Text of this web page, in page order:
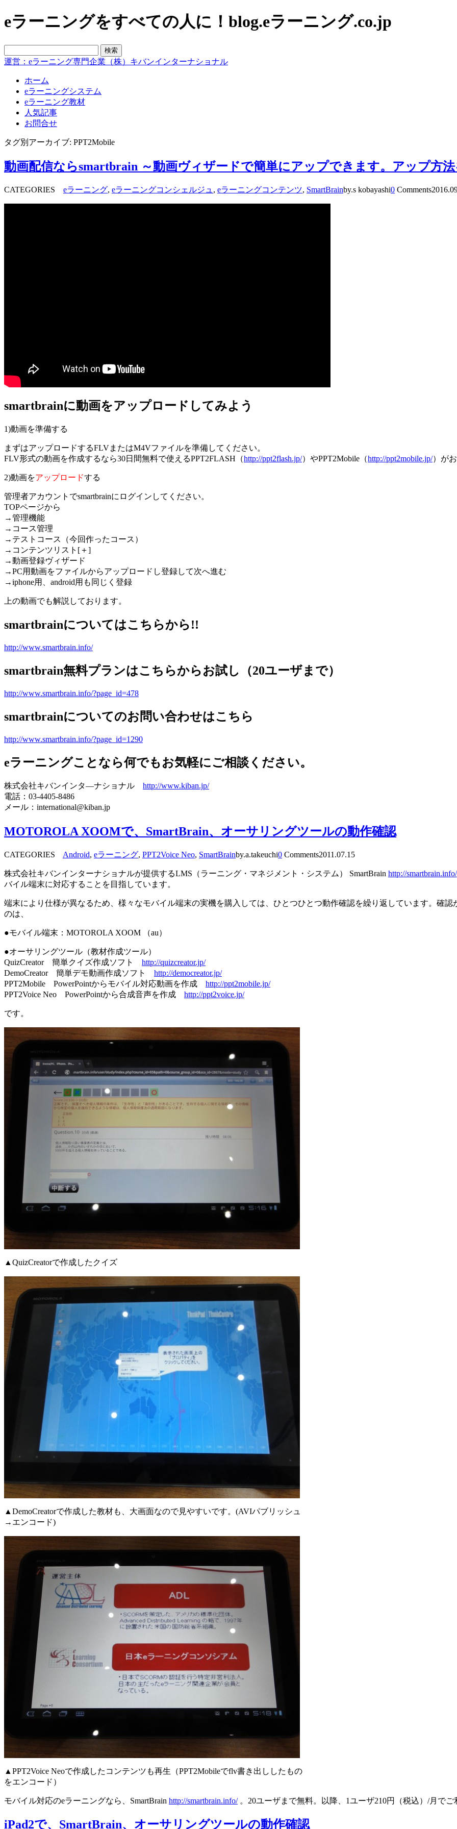
eラーニングをすべての人に！blog.eラーニング.co.jp
運営：eラーニング専門企業（株）キバンインターナショナル
ホーム
eラーニングシステム
eラーニング教材
人気記事
お問合せ
タグ別アーカイブ: PPT2Mobile
動画配信ならsmartbrain ～動画ヴィザードで簡単にアップできます。アップ方
CATEGORIES eラーニング, eラーニングコンシェルジュ , eラーニングコンテンツ, SmartBrainby.s kobayashi0 Comments
smartbrainに動画をアップロードしてみよう
1)動画を準備する
まずはアップロードするFLVまたはM4Vファイルを準備してください。
FLV形式の動画を作成するなら30日間無料で使えるPPT2FLASH（http://ppt2flash.jp/）やPPT2Mobile（http://ppt2mobile.jp/）が
2)動画をアップロードする
管理者アカウントでsmartbrainにログインしてください。
TOPページから
→管理機能
→コース管理
→テストコース（今回作ったコース）
→コンテンツリスト[＋]
→動画登録ヴィザード
→PC用動画をファイルからアップロードし登録して次へ進む
→iphone用、android用も同じく登録
上の動画でも解説しております。
smartbrainについてはこちらから!!
http://www.smartbrain.info/
smartbrain無料プランはこちらからお試し（20ユーザまで）
http://www.smartbrain.info/?page_id=478
smartbrainについてのお問い合わせはこちら
http://www.smartbrain.info/?page_id=1290
eラーニングことなら何でもお気軽にご相談ください。
株式会社キバンインタ―ナショナル http://www.kiban.jp/
電話：03-4405-8486
メール：international@kiban.jp
MOTOROLA XOOMで、SmartBrain、オーサリングツールの動作確認
CATEGORIES Android, eラーニング, PPT2Voice Neo, SmartBrainby.a.takeuchi0 Comments2011.07.15
株式会社キバンインターナショナルが提供するLMS（ラーニング・マネジメント・システム） SmartBrain http://smartbrain.info/
バイル端末に対応することを目指しています。
端末により仕様が異なるため、様々なモバイル端末の実機を購入しては、ひとつひとつ動作確認を繰り返しています。確
のは、
●モバイル端末：MOTOROLA XOOM （au）
●オーサリングツール（教材作成ツール）
QuizCreator 簡単クイズ作成ソフト http://quizcreator.jp/
DemoCreator 簡単デモ動画作成ソフト http://democreator.jp/
PPT2Mobile PowerPointからモバイル対応動画を作成 http://ppt2mobile.jp/
PPT2Voice Neo PowerPointから合成音声を作成 http://ppt2voice.jp/
です。
▲QuizCreatorで作成したクイズ
▲DemoCreatorで作成した教材も、大画面なので見やすいです。(AVIパブリッシュ
→エンコード)
▲PPT2Voice Neoで作成したコンテンツも再生（PPT2Mobileでflv書き出ししたもの
をエンコード）
モバイル対応のeラーニングなら、SmartBrain http://smartbrain.info/。20ユーザまで無料。以降、1ユーザ210円（税込）/月でご
iPad2で、SmartBrain、オーサリングツールの動作確認